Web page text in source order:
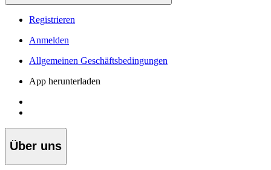
Registrieren
Anmelden
Allgemeinen Geschäftsbedingungen
App herunterladen
Über uns